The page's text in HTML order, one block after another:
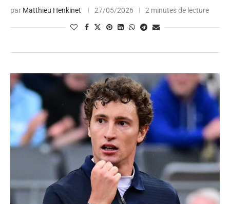
par Matthieu Henkinet 27/05/2026 2 minutes de lecture